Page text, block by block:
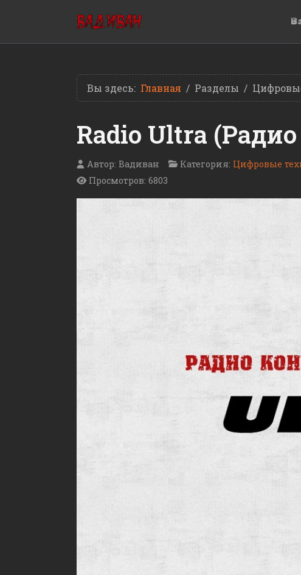
Вы здесь: Главная Разделы
Radio Ultra
Автор: Вадиван Категория: Цифровые
Просмотров: 6803